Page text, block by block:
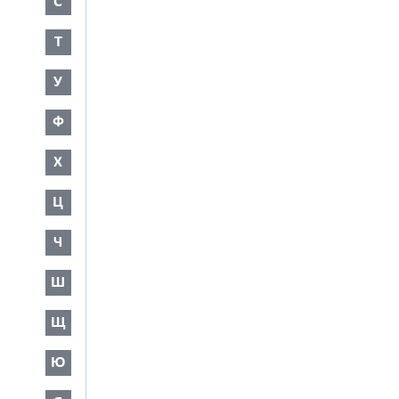
Т
У
Ф
Х
Ц
Ч
Ш
Щ
Ю